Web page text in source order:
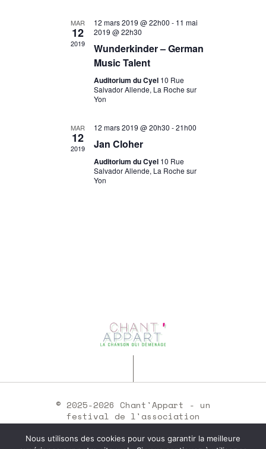
VUES
MAR
12
2019
12 mars 2019 @ 22h00 - 11 mai
2019 @ 22h30
Wunderkinder – German
Music Talent
Auditorium du Cyel 10 Rue
Salvador Allende, La Roche sur
Yon
MAR
12
2019
12 mars 2019 @ 20h30 -21h00
Jan Cloher
Auditorium du Cyel 10 Rue
Salvador Allende, La Roche sur
Yon
© 2025-2026 Chant'Appart - un
festival de l'association
Chants Sons •mentions légales
Nous utilisons des cookies pour vous garantir la meilleure